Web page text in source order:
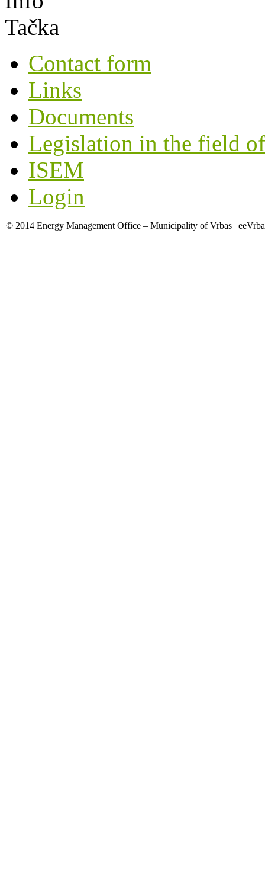
Contact form
Links
Documents
Legislation in the field
ISEM
Login
© 2014 Energy Management Office – Municipality of Vrbas |